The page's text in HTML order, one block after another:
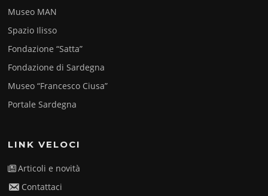
Museo MAN
Spazio Ilisso
Fondazione “Satta”
Fondazione di Sardegna
Museo “Francesco Ciusa”
Portale Sardegna
LINK VELOCI
Articoli e novità
Contattaci